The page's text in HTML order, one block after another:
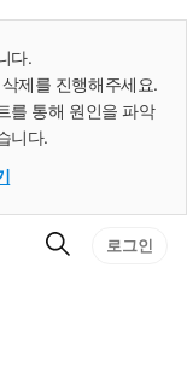
다.
제를 진행해주세요.
를 통해 원인을 파악
니다.
검
로그인